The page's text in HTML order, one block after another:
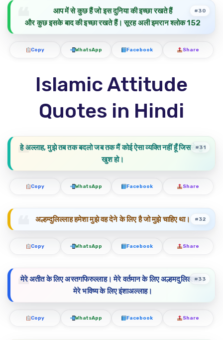
आप में से कुछ हैं जो इस दुनिया की इच्छा रखते हैं
और कुछ इसके बाद की इच्छा रखते हैं। सूरह अली इमरान श्लोक 152
#30
Copy WhatsApp Facebook Share
Islamic Attitude
Quotes in Hindi
हे अल्लाह, मुझे तब तक बदलो जब तक मैं कोई ऐसा व्यक्ति नहीं हूँ जिससे तुम
खुश हो।
#31
Copy WhatsApp Facebook Share
अल्हम्दुलिल्लाह हमेशा मुझे वह देने के लिए है जो मुझे चाहिए था। #32
Copy WhatsApp Facebook Share
मेरे अतीत के लिए अस्तगफिरुल्लाह। मेरे वर्तमान के लिए अल्हमदुलिल्लाह।
मेरे भविष्य के लिए इंशाअल्लाह।
#33
Copy WhatsApp Facebook Share